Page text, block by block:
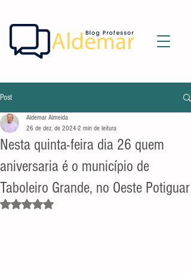
Post
Nesta quinta-feira dia 26 quem
aniversaria é o município de
Taboleiro Grande, no Oeste Potiguar
Aldemar Almeida
26 de dez. de 2024 2 min de leitura
Avaliado com NaN de 5 estrelas.